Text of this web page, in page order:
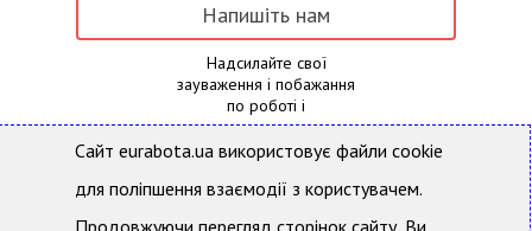
Напишіть нам
Надсилайте свої
зауваження і побажання
по роботі і
наповнення порталу
Всі права захищені та охороняються діючим
Сайт eurabota.ua використовує файли cookie
для поліпшення взаємодії з користувачем.
Продовжуючи перегляд сторінок сайту, Ви